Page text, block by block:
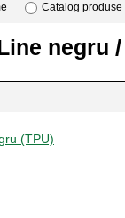
Catalog produse
negru